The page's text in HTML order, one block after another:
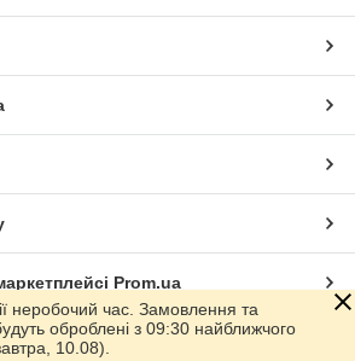
Prom.ua
неробочий час. Замовлення та
оброблені з 09:30 найближчого
10.08).